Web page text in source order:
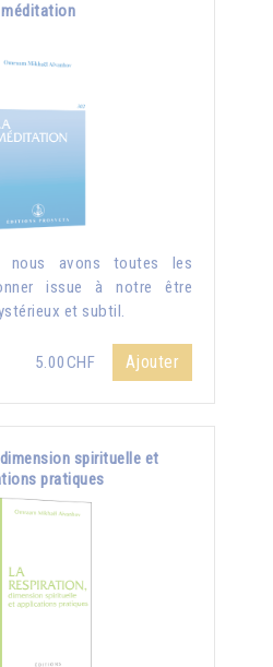
méditation
nous avons toutes les
issue à notre être
et subtil.
5.00CHF Ajouter
spirituelle et
pratiques